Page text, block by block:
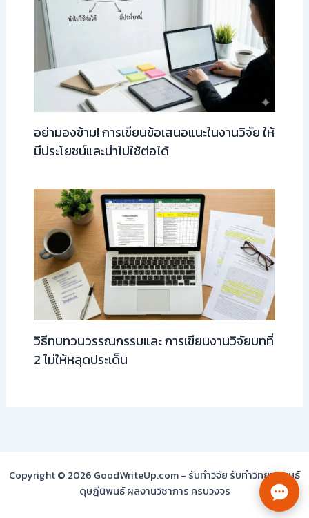
อย่ามองข้าม! การเขียนข้อเสนอแนะในงานวิจัย ให้
มีประโยชน์และนำไปใช้ต่อได้
วิธีทบทวนวรรณกรรมและ การเขียนงานวิจัยบทที่
2 ไม่ให้หลุดประเด็น
Copyright © 2026 GoodWriteUp.com - รับทำวิจัย รับทำวิทยานิพนธ์
ดุษฎีนิพนธ์ ผลงานวิชาการ ครบวงจร